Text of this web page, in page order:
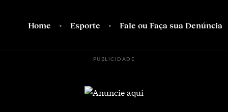
Home Esporte Fale ou Faça sua Denúncia
PUBLICIDADE